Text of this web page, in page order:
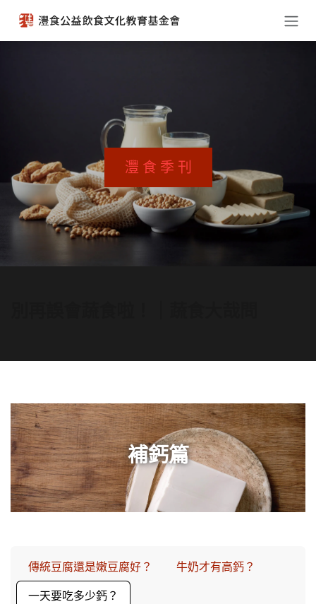
灃 食 季 刊
補鈣篇
傳統豆腐還是嫩豆腐好？
牛奶才有高鈣？
一天要吃多少鈣？